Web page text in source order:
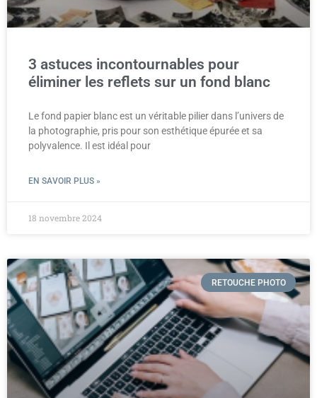
3 astuces incontournables pour
éliminer les reflets sur un fond blanc
Le fond papier blanc est un véritable pilier dans l’univers de
la photographie, pris pour son esthétique épurée et sa
polyvalence. Il est idéal pour
EN SAVOIR PLUS »
18 novembre 2024
RETOUCHE PHOTO